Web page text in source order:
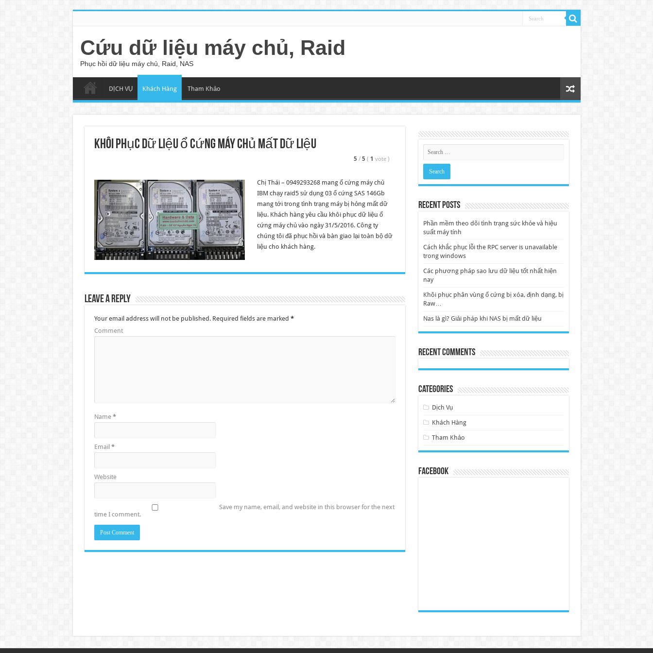
Cứu dữ liệu máy chủ, Raid
Phục hồi dữ liệu máy chủ, Raid, NAS
DỊCH VỤ Khách Hàng Tham Khảo
Khôi phục dữ liệu ổ cứng máy chủ mất dữ liệu
5 / 5 ( 1 vote )
Chị Thái – 0949293268 mang ổ cứng máy chủ
IBM chạy raid5 sử dụng 03 ổ cứng SAS 146Gb
mang tới trong tình trạng máy bị hỏng mất dữ
liệu. Khách hàng yêu cầu khôi phục dữ liệu ổ
cứng máy chủ vào ngày 31/5/2016. Công ty
chúng tôi đã phục hồi và bàn giao lại toàn bộ dữ
liệu cho khách hàng.
Leave a Reply
Your email address will not be published.Required fields are marked *
Comment
Name *
Email *
Website
Save my name, email, and website in this browser for the next
time I comment.
Recent Posts
Phần mềm theo dõi tình trạng sức khỏe và hiệu
suất máy tính
Cách khắc phục lỗi the RPC server is unavailable
trong windows
Các phương pháp sao lưu dữ liệu tốt nhất hiện
nay
Khôi phục phân vùng ổ cứng bị xóa, định dạng, bị
Raw…
Nas là gì? Giải pháp khi NAS bị mất dữ liệu
Recent Comments
Categories
Dịch Vụ
Khách Hàng
Tham Khảo
Facebook